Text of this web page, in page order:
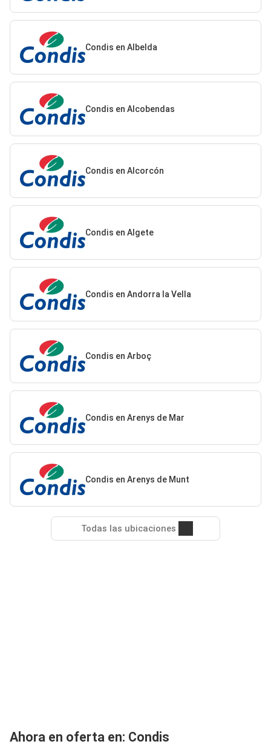
Condis en Albelda
Condis en Alcobendas
Condis en Alcorcón
Condis en Algete
Condis en Andorra la Vella
Condis en Arboç
Condis en Arenys de Mar
Condis en Arenys de Munt
Todas las ubicaciones
Ahora en oferta en: Condis